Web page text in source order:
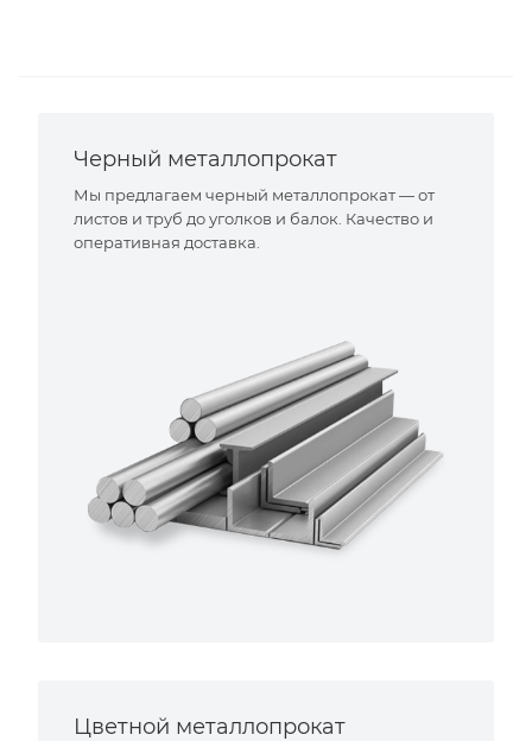
Черный металлопрокат
Мы предлагаем черный металлопрокат — от
листов и труб до уголков и балок. Качество и
оперативная доставка.
Цветной металлопрокат